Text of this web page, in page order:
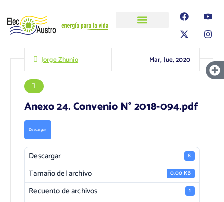
Jorge Zhunio Mar, Jue, 2020
Anexo 24. Convenio N° 2018-094.pdf
Descargar
Descargar 8
Tamaño del archivo 0.00 KB
Recuento de archivos 1